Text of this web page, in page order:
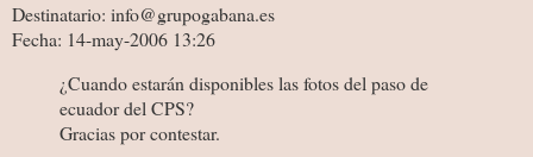
Destinatario: info@grupogabana.es
Fecha: 14-may-2006 13:26
¿Cuando estarán disponibles las fotos del paso de
ecuador del CPS?
Gracias por contestar.